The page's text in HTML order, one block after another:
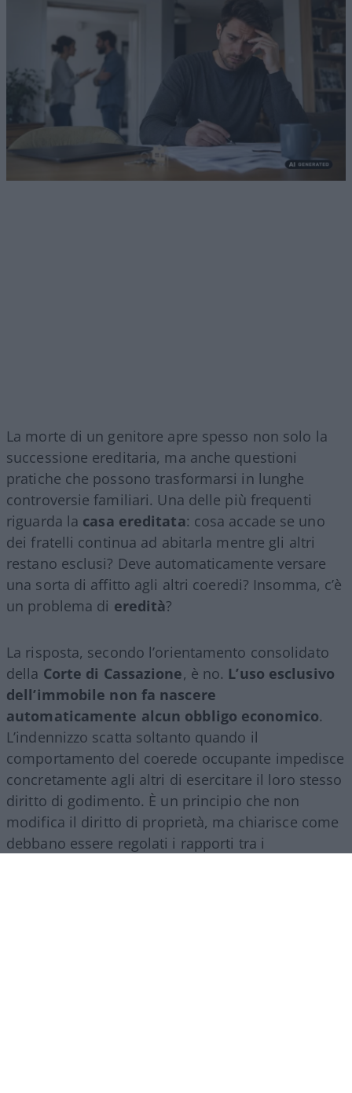
La morte di un genitore apre spesso non solo la
successione ereditaria, ma anche questioni
pratiche che possono trasformarsi in lunghe
controversie familiari. Una delle più frequenti
riguarda la casa ereditata: cosa accade se uno
dei fratelli continua ad abitarla mentre gli altri
restano esclusi? Deve automaticamente versare
una sorta di affitto agli altri coeredi? Insomma, c’è
un problema di eredità?
La risposta, secondo l’orientamento consolidato
della Corte di Cassazione, è no. L’uso esclusivo
dell’immobile non fa nascere
automaticamente alcun obbligo economico.
L’indennizzo scatta soltanto quando il
comportamento del coerede occupante impedisce
concretamente agli altri di esercitare il loro stesso
diritto di godimento. È un principio che non
modifica il diritto di proprietà, ma chiarisce come
debbano essere regolati i rapporti tra i